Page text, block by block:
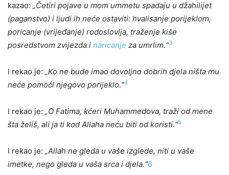
kazao: „Četiri pojave u mom ummetu spadaju u džahilijet
(paganstvo) i ljudi ih neće ostaviti: hvalisanje porijeklom,
poricanje (vrijeđanje) rodoslovlja, traženje kiše
posredstvom zvijezda i naricanje za umrlim.“3
I rekao je: „Ko ne bude imao dovoljno dobrih djela ništa mu
neće pomoći njegovo porijeklo.“4
I rekao je: „O Fatima, kćeri Muhammedova, traži od mene
šta želiš, ali ja ti kod Allaha neću biti od koristi.“5
I rekao je: „Allah ne gleda u vaše izglede, niti u vaše
imetke, nego gleda u vaša srca i djela.“6